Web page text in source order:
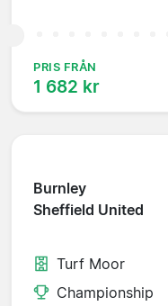
PRIS FRÅN
1 682 kr
Burnley
Sheffield United
Turf Moor
Championship